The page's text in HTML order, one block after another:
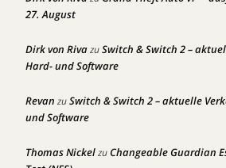
27. August
Dirk von RivazuSwitch & Switch 2 –
Hard- und Software
Revan zuSwitch & Switch 2 – aktuelle
und Software
Thomas NickelzuChangeable Guardian